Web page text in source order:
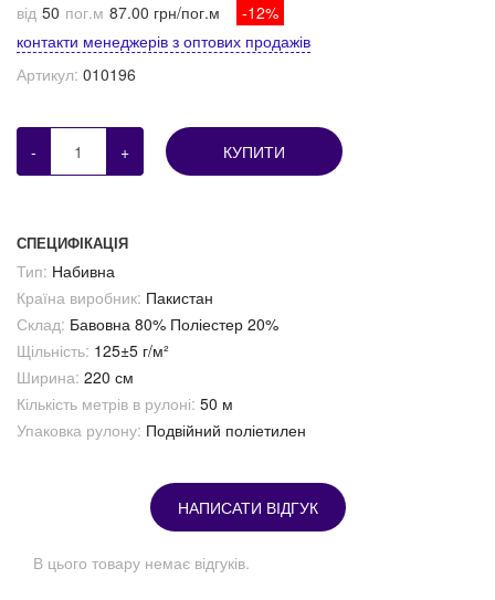
від 50 пог.м 87.00 грн/пог.м
-12%
контакти менеджерів з оптових продажів
Артикул: 010196
- + КУПИТИ
СПЕЦИФІКАЦІЯ
Тип: Набивна
Країна виробник: Пакистан
Склад: Бавовна 80% Поліестер 20%
Щільність: 125±5 г/м²
Ширина: 220 см
Кількість метрів в рулоні: 50 м
Упаковка рулону: Подвійний поліетилен
НАПИСАТИ ВІДГУК
В цього товару немає відгуків.